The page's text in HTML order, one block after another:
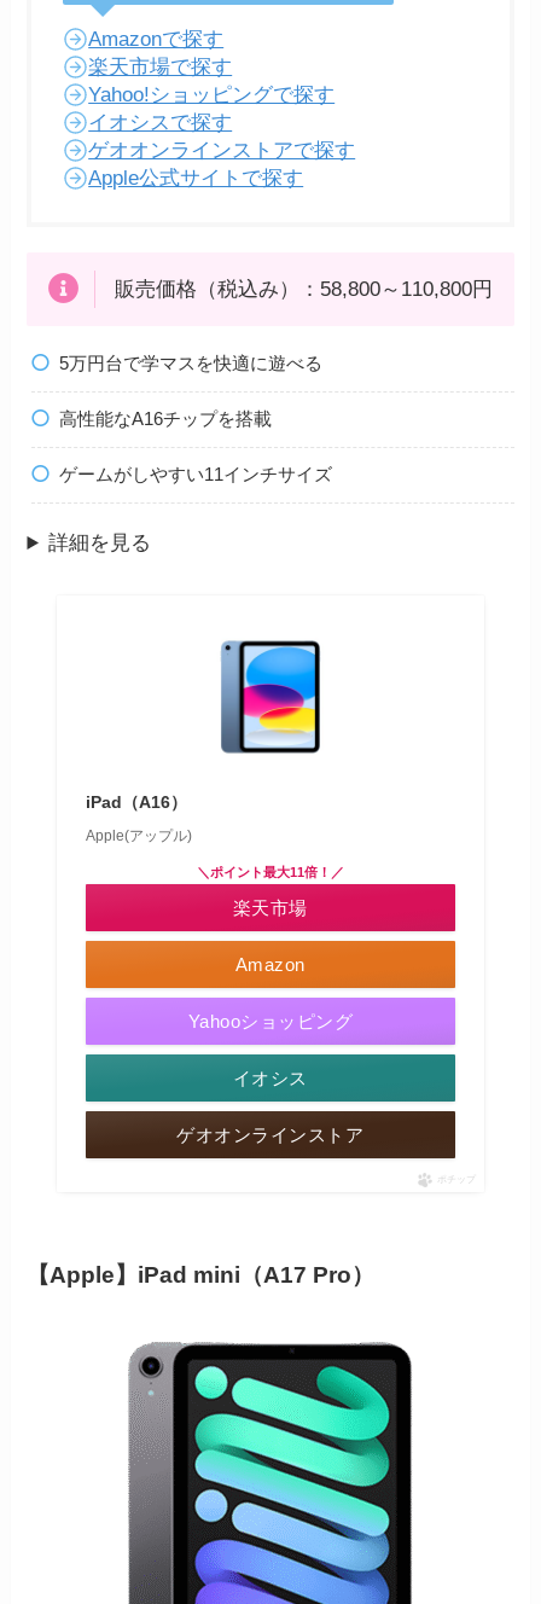
Amazonで探す
楽天市場で探す
Yahoo!ショッピングで探す
イオシスで探す
ゲオオンラインストアで探す
Apple公式サイトで探す
販売価格（税込み）：58,800～110,800円
5万円台で学マスを快適に遊べる
高性能なA16チップを搭載
ゲームがしやすい11インチサイズ
詳細を見る
iPad（A16）
Apple(アップル)
Amazon
＼ポイント最大11倍！／
楽天市場
Yahooショッピング
イオシス
ゲオオンラインストア
ポチップ
【Apple】iPad mini（A17 Pro）